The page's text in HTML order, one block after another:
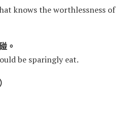
knows the worthlessness of
。
be sparingly eat.